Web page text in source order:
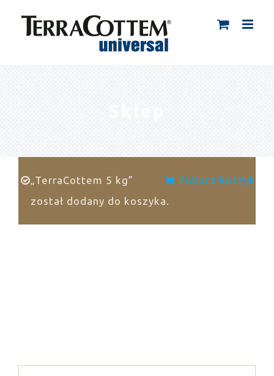
Zobacz koszyk
„TerraCottem 5 kg”
został dodany do koszyka.